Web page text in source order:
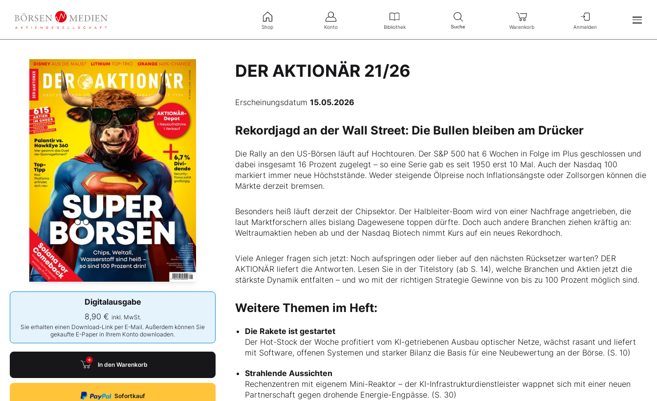
Shop Konto Bibliothek Suche Warenkorb Anmelden
DER AKTIONÄR 21/26
Erscheinungsdatum15.05.2026
Digitalausgabe
8,90 € inkl. MwSt.
Sie erhalten einen Download-Link per E-Mail. Außerdem können Sie
gekaufte E-Paper in Ihrem Konto downloaden.
In den Warenkorb
Sofortkauf
Rekordjagd an der Wall Street: Die Bullen bleiben am Drücker
Die Rally an den US-Börsen läuft auf Hochtouren. Der S&P 500 hat 6 Wochen in Folge im Plus geschlossen und
dabei insgesamt 16 Prozent zugelegt – so eine Serie gab es seit 1950 erst 10 Mal. Auch der Nasdaq 100
markiert immer neue Höchststände. Weder steigende Ölpreise noch Inflationsängste oder Zollsorgen können die
Märkte derzeit bremsen.
Besonders heiß läuft derzeit der Chipsektor. Der Halbleiter-Boom wird von einer Nachfrage angetrieben, die
laut Marktforschern alles bislang Dagewesene toppen dürfte. Doch auch andere Branchen ziehen kräftig an:
Weltraumaktien heben ab und der Nasdaq Biotech nimmt Kurs auf ein neues Rekordhoch.
Viele Anleger fragen sich jetzt: Noch aufspringen oder lieber auf den nächsten Rücksetzer warten? DER
AKTIONÄR liefert die Antworten. Lesen Sie in der Titelstory (ab S. 14), welche Branchen und Aktien jetzt die
stärkste Dynamik entfalten – und wo mit der richtigen Strategie Gewinne von bis zu 100 Prozent möglich sind.
Weitere Themen im Heft:
Die Rakete ist gestartet
Der Hot-Stock der Woche profitiert vom KI-getriebenen Ausbau optischer Netze, wächst rasant und liefert
mit Software, offenen Systemen und starker Bilanz die Basis für eine Neubewertung an der Börse. (S. 10)
Strahlende Aussichten
Rechenzentren mit eigenem Mini-Reaktor – der KI-Infrastrukturdienstleister wappnet sich mit einer neuen
Partnerschaft gegen drohende Energie-Engpässe. (S. 30)